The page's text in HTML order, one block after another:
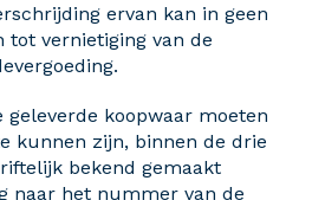
ervan kan in geen
tot vernietiging van de
geleverde koopwaar moeten
kunnen zijn, binnen de drie
bekend gemaakt
naar het nummer van de